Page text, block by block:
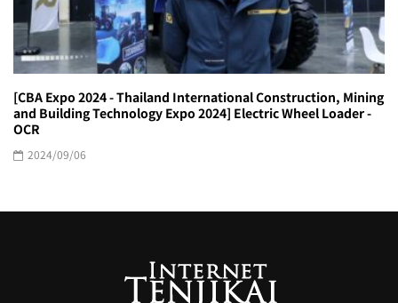
[CBA Expo 2024 - Thailand International Construction, Mining
and Building Technology Expo 2024] Electric Wheel Loader -
OCR
2024/09/06